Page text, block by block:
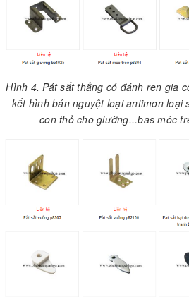
Hình 4. Pát sắt thẳng có đánh ren gia
kết hình bán nguyệt loại antimon loại
con thỏ cho giường...bas móc